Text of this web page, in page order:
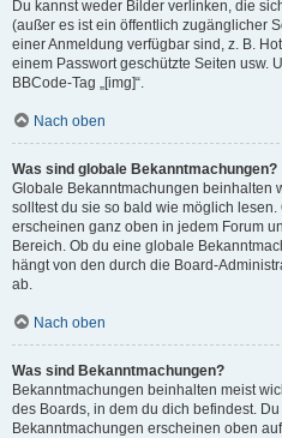
Du kannst weder Bilder verlinken, die
(außer es ist ein öffentlich zugänglicher
einer Anmeldung verfügbar sind, z. B.
einem Passwort geschützte Seiten usw.
BBCode-Tag „[img]“.
Nach oben
Was sind globale Bekanntmachungen?
Globale Bekanntmachungen beinhalten
solltest du sie so bald wie möglich
erscheinen ganz oben in jedem Forum
Bereich. Ob du eine globale
hängt von den durch die Board-
ab.
Nach oben
Was sind Bekanntmachungen?
Bekanntmachungen beinhalten meist
des Boards, in dem du dich befindest.
Bekanntmachungen erscheinen oben